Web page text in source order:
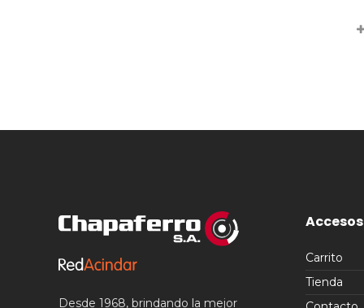
Desde 1968, brindando la mejor
Accesos
Carrito
Tienda